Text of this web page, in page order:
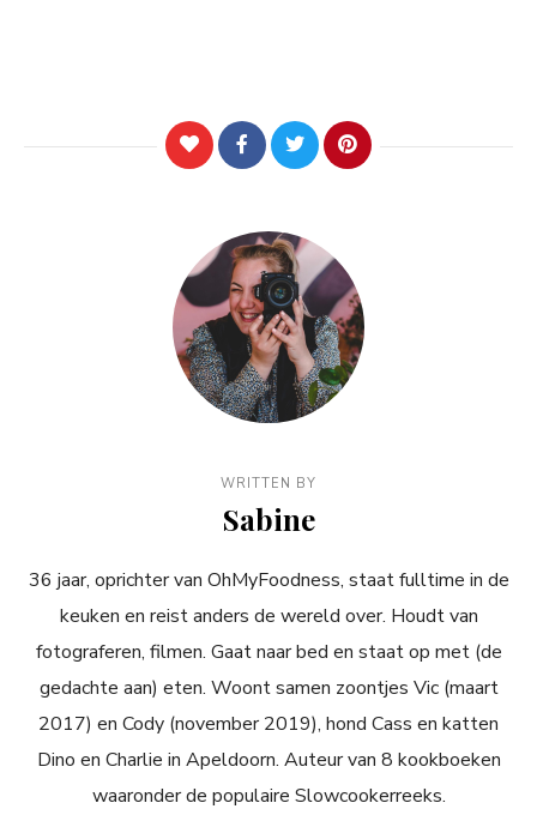
WRITTEN BY
Sabine
36 jaar, oprichter van OhMyFoodness, staat fulltime in de
keuken en reist anders de wereld over. Houdt van
fotograferen, filmen. Gaat naar bed en staat op met (de
gedachte aan) eten. Woont samen zoontjes Vic (maart
2017) en Cody (november 2019), hond Cass en katten
Dino en Charlie in Apeldoorn. Auteur van 8 kookboeken
waaronder de populaire Slowcookerreeks.